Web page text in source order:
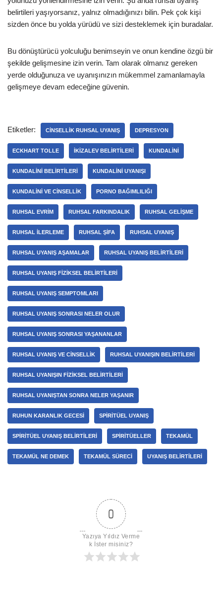
belirtileri yaşıyorsanız, yalnız olmadığınızı bilin. Pek çok kişi
sizden önce bu yolda yürüdü ve sizi desteklemek için buradalar.
Bu dönüştürücü yolculuğu benimseyin ve onun kendine özgü bir
şekilde gelişmesine izin verin. Tam olarak olmanız gereken
yerde olduğunuza ve uyanışınızın mükemmel zamanlamayla
gelişmeye devam edeceğine güvenin.
Etiketler: CINSELLIK RUHSAL UYANIŞ DEPRESYON
ECKHART TOLLE IKIZALEV BELIRTILERI KUNDALINI
KUNDALINI BELIRTILERI KUNDALINI UYANIŞI
KUNDALINI VE CINSELLIK PORNO BAĞIMLILIĞI
RUHSAL EVRIM RUHSAL FARKINDALIK RUHSAL GELIŞME
RUHSAL ILERLEME RUHSAL ŞIFA RUHSAL UYANIŞ
RUHSAL UYANIŞ AŞAMALAR RUHSAL UYANIŞ BELIRTILERI
RUHSAL UYANIŞ FIZIKSEL BELIRTILERI
RUHSAL UYANIŞ SEMPTOMLARI
RUHSAL UYANIŞ SONRASI NELER OLUR
RUHSAL UYANIŞ SONRASI YAŞANANLAR
RUHSAL UYANIŞ VE CINSELLIK RUHSAL UYANIŞIN BELIRTILERI
RUHSAL UYANIŞIN FIZIKSEL BELIRTILERI
RUHSAL UYANIŞTAN SONRA NELER YAŞANIR
RUHUN KARANLIK GECESI SPIRITÜEL UYANIŞ
SPIRITÜEL UYANIŞ BELIRTILERI SPIRITÜELLER TEKAMÜL
TEKAMÜL NE DEMEK TEKAMÜL SÜRECI UYANIŞ BELIRTILERI
0
Yazıya Yıldız Verme
k İster misiniz?